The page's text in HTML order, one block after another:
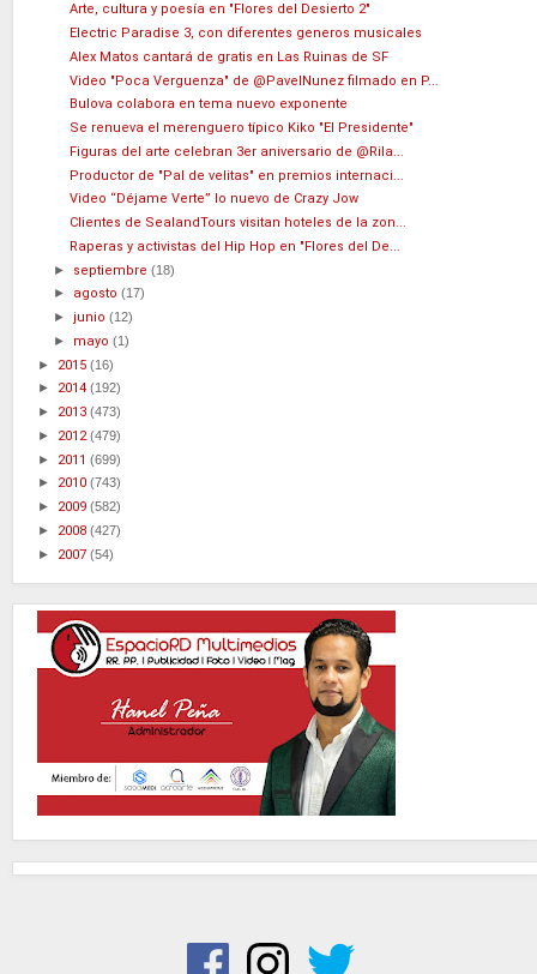
Arte, cultura y poesía en "Flores del Desierto 2"
Electric Paradise 3, con diferentes generos musicales
Alex Matos cantará de gratis en Las Ruinas de SF
Video "Poca Verguenza" de @PavelNunez filmado en P...
Bulova colabora en tema nuevo exponente
Se renueva el merenguero típico Kiko "El Presidente"
Figuras del arte celebran 3er aniversario de @Rila...
Productor de "Pal de velitas" en premios internaci...
Video “Déjame Verte” lo nuevo de Crazy Jow
Clientes de SealandTours visitan hoteles de la zon...
Raperas y activistas del Hip Hop en "Flores del De...
► septiembre(18)
► agosto(17)
►junio(12)
► mayo(1)
► 2015 (16)
► 2014 (192)
► 2013 (473)
► 2012(479)
► 2011 (699)
► 2010 (743)
► 2009 (582)
► 2008 (427)
► 2007 (54)